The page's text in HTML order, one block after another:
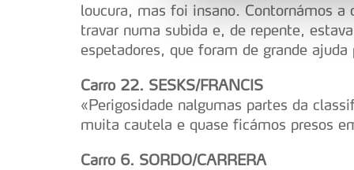
Adicionalmente partilhamos
e organizações na UE e em
consentimento e quando tal
Realçamos que o bloqueio
loucura, mas foi insano. Contornámos
travar numa subida e, de repente,
espetadores, que foram de grande ajuda
Carro 22. SESKS/FRANCIS
«Perigosidade nalgumas partes da
muita cautela e quase ficámos presos
Carro 6. SORDO/CARRERA